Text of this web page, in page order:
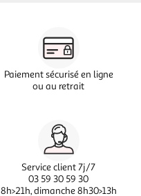
Paiement sécurisé en ligne
ou au retrait
Service client 7j/7
03 59 30 59 30
8h>21h, dimanche 8h30>13h